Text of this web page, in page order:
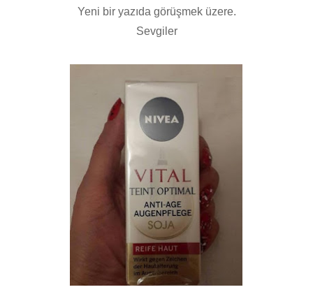
Yeni bir yazıda görüşmek üzere.
Sevgiler